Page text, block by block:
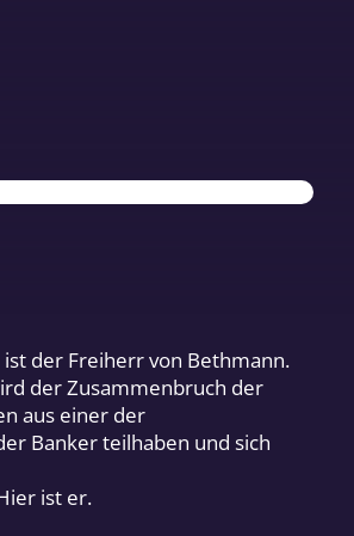
der Freiherr von Bethmann.
der Zusammenbruch der
aus einer der
Banker teilhaben und sich
ist er.